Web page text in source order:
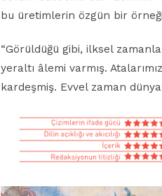
bu üretimlerin özgün bir
“Görüldüğü gibi, ilksel
yeraltı âlemi varmış.
kardeşmiş. Evvel zaman